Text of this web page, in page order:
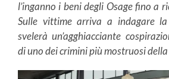
l’inganno i beni degli Osage fino a
Sulle vittime arriva a indagare
svelerà un’agghiacciante
di uno dei crimini più mostruosi